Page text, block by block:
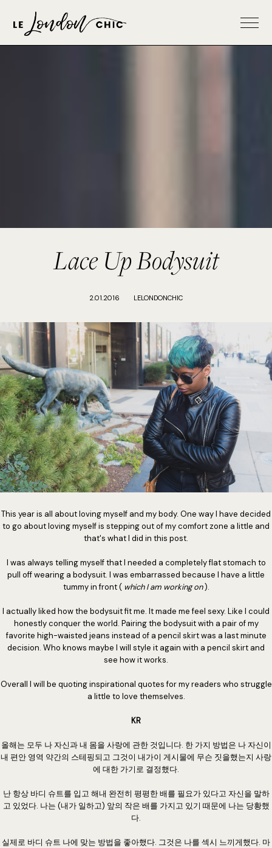
Lace Up Bodysuit
2.01.2016 LELONDONCHIC
This year is all about loving myself and my body. One way I have decided
to go about loving myself is stepping out of my comfort zone a little and
that's what I did in this post.
I was always telling myself that I needed a completely flat stomach to
pull off wearing a bodysuit. I was embarrassed because I have a little
tummy in front (which I am working on).
I actually liked how the bodysuit fit me. It made me feel sexy. Like I could
honestly conquer the world. Pairing the bodysuit with a pair of my
favorite high-waisted jeans instead of a pencil skirt was a last minute
decision. Who knows maybe I will style it again with a pencil skirt and
see how it works.
Overall I will be quoting inspirational quotes for my readers who struggle
a little to love themselves.
KR
올해는 모두 나 자신과 내 몸을 사랑에 관한 것입니다. 한 가지 방법은 나 자신이
내 편안 영역 약간의 스테핑되고 그것이 내가이 게시물에 무슨 짓을했는지 사랑
에 대한 가기로 결정했다.
난 항상 바디 슈트를 입고 해내 완전히 평평한 배를 필요가 있다고 자신을 말하
고 있었다. 나는 (내가 일하고) 앞의 작은 배를 가지고 있기 때문에 나는 당황했
다.
실제로 바디 슈트 나에 맞는 방법을 좋아했다. 그것은 나를 섹시 느끼게했다. 마